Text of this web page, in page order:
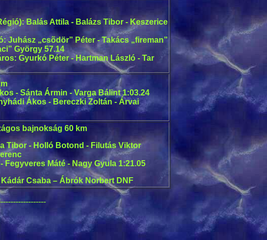
Balás Attila - Balázs Tibor - Keszerice
Juhász „csõdör” Péter - Takács „fireman”
György 57.14
Gyurkó Péter - Hartman László - Tar
- Sánta Ármin - Varga Bálint 1:03.24
Ákos - Bereczki Zoltán - Árvai
bajnokság 60 km
Tibor - Holló Botond - Filutás Viktor
Fegyveres Máté - Nagy Gyula 1:21.05
Csaba – Ábrók Norbert DNF